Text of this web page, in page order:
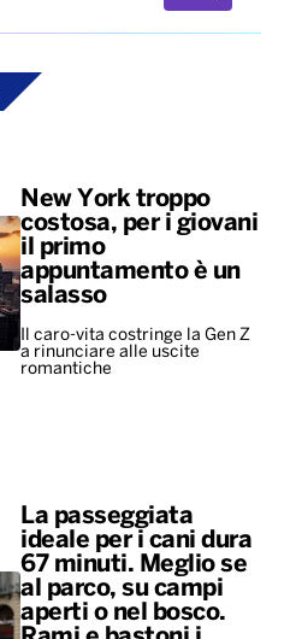
New York troppo
costosa, per i giovani
il primo
appuntamento è un
salasso
Il caro-vita costringe la Gen Z
a rinunciare alle uscite
romantiche
La passeggiata
ideale per i cani dura
67 minuti. Meglio se
al parco, su campi
aperti o nel bosco.